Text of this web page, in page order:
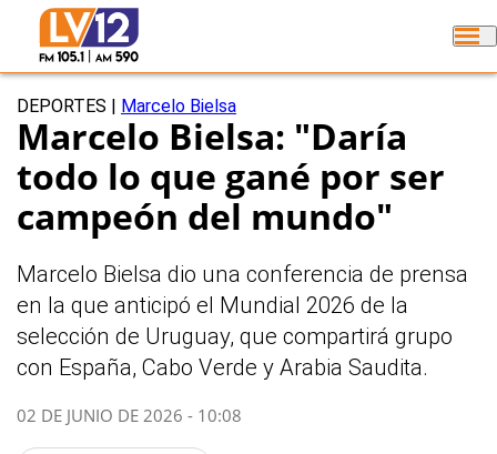
DEPORTES Marcelo Bielsa
Marcelo Bielsa: "Daría
todo lo que gané por ser
campeón del mundo"
Marcelo Bielsa dio una conferencia de prensa
en la que anticipó el Mundial 2026 de la
selección de Uruguay, que compartirá grupo
con España, Cabo Verde y Arabia Saudita.
02 DE JUNIO DE 2026 - 10:08